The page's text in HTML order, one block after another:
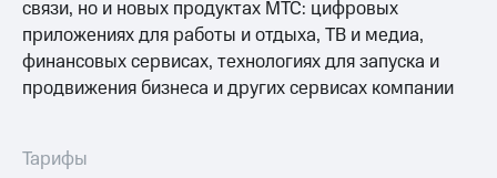
Заменить
SIM-
карту
Услуги
Личный
кабинет
связи, но и новых продуктах МТС: цифровых
приложениях для работы и отдыха, ТВ и медиа,
финансовых сервисах, технологиях для запуска и
продвижения бизнеса и других сервисах компании
Тарифы